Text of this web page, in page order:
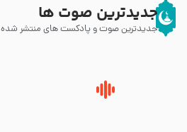
جدیدترین صوت ها
جدیدترین صوت و پادکست های منتشر شده